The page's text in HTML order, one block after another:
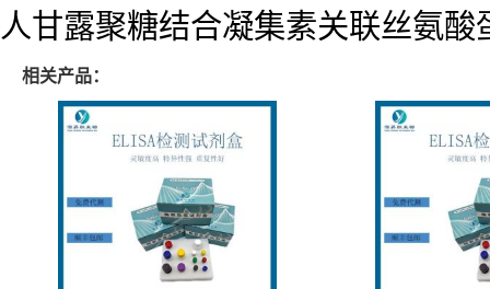
人甘露聚糖结合凝集素关联丝氨酸
相关产品：